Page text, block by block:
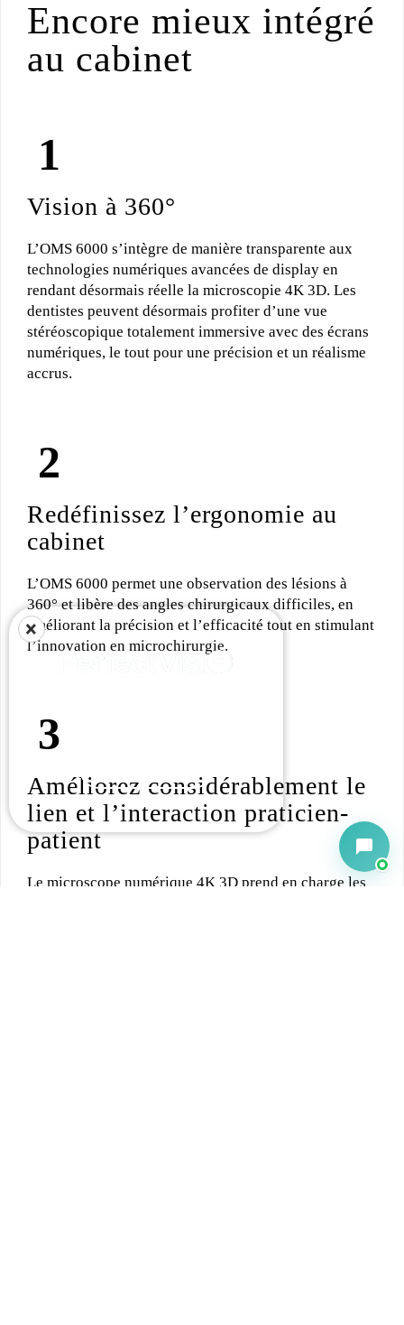
×
Encore mieux intégré
au cabinet
Vision à 360°
L’OMS 6000 s’intègre de manière transparente aux
technologies numériques avancées de display en
rendant désormais réelle la microscopie 4K 3D. Les
dentistes peuvent désormais profiter d’une vue
stéréoscopique totalement immersive avec des écrans
numériques, le tout pour une précision et un réalisme
accrus.
Redéfinissez l’ergonomie au
cabinet
L’OMS 6000 permet une observation des lésions à
360° et libère des angles chirurgicaux difficiles, en
améliorant la précision et l’efficacité tout en stimulant
l’innovation en microchirurgie.
Améliorez considérablement le
lien et l’interaction praticien-
patient
Le microscope numérique 4K 3D prend en charge les